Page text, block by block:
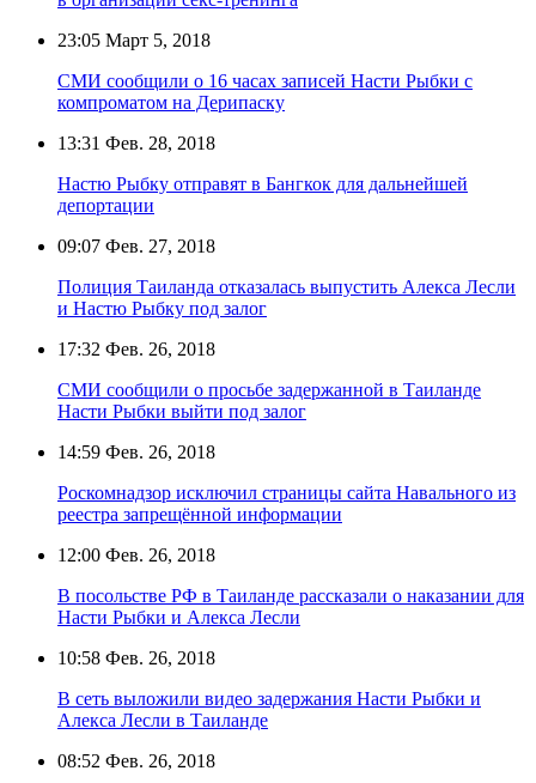
23:05 Март 5, 2018
СМИ сообщили о 16 часах записей Насти Рыбки с
компроматом на Дерипаску
13:31 Фев. 28, 2018
Настю Рыбку отправят в Бангкок для дальнейшей
депортации
09:07 Фев. 27, 2018
Полиция Таиланда отказалась выпустить Алекса Лесли
и Настю Рыбку под залог
17:32 Фев. 26, 2018
СМИ сообщили о просьбе задержанной в Таиланде
Насти Рыбки выйти под залог
14:59 Фев. 26, 2018
Роскомнадзор исключил страницы сайта Навального из
реестра запрещённой информации
12:00 Фев. 26, 2018
В посольстве РФ в Таиланде рассказали о наказании для
Насти Рыбки и Алекса Лесли
10:58 Фев. 26, 2018
В сеть выложили видео задержания Насти Рыбки и
Алекса Лесли в Таиланде
08:52 Фев. 26, 2018